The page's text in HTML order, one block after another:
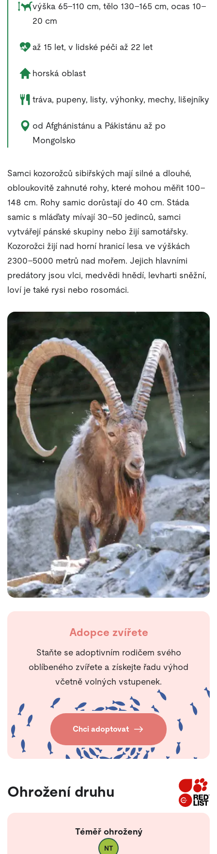
Rozměry zvířete:
výška 65–110 cm, tělo 130–165 cm, ocas 10–
20 cm
Délka života zvířete:
až 15 let, v lidské péči až 22 let
Životní prostředí zvířete:
horská oblast
Potrava zvířete:
tráva, pupeny, listy, výhonky, mechy, lišejníky
Výskyt zvířete:
od Afghánistánu a Pákistánu až po
Mongolsko
Samci kozorožců sibiřských mají silné a dlouhé,
obloukovitě zahnuté rohy, které mohou měřit 100–
148 cm. Rohy samic dorůstají do 40 cm. Stáda
samic s mláďaty mívají 30–50 jedinců, samci
vytvářejí pánské skupiny nebo žijí samotářsky.
Kozorožci žijí nad horní hranicí lesa ve výškách
2300–5000 metrů nad mořem. Jejich hlavními
predátory jsou vlci, medvědi hnědí, levharti sněžní,
loví je také rysi nebo rosomáci.
Adopce zvířete
Staňte se adoptivním rodičem svého
oblíbeného zvířete a získejte řadu výhod
včetně volných vstupenek.
Chci adoptovat
Ohrožení druhu
Téměř ohrožený
NT